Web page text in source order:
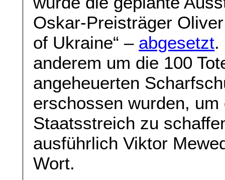
Oskar-Preisträger
of Ukraine“ – abgesetzt.
anderem um die 100
angeheuerten
erschossen wurden,
Staatsstreich zu
ausführlich Viktor
Wort.